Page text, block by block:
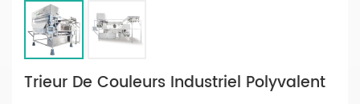
Trieur De Couleurs Industriel Polyvalent